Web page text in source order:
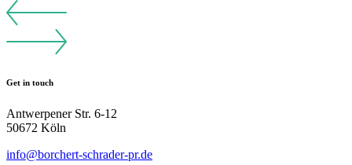
Get in touch
Antwerpener Str. 6-12
50672 Köln
info@borchert-schrader-pr.de